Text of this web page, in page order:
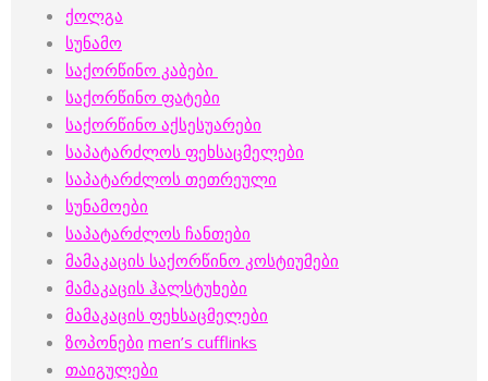
ქოლგა
სუნამო
საქორწინო კაბები
საქორწინო ფატები
საქორწინო აქსესუარები
საპატარძლოს ფეხსაცმელები
საპატარძლოს თეთრეული
სუნამოები
საპატარძლოს ჩანთები
მამაკაცის საქორწინო კოსტიუმები
მამაკაცის ჰალსტუხები
მამაკაცის ფეხსაცმელები
ზოპონები men’s cufflinks
თაიგულები